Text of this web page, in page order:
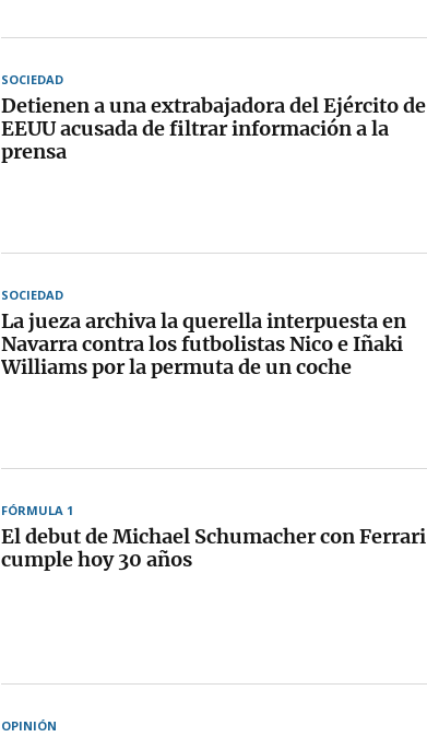
SOCIEDAD
Detienen a una extrabajadora del Ejército de
EEUU acusada de filtrar información a la
prensa
SOCIEDAD
La jueza archiva la querella interpuesta en
Navarra contra los futbolistas Nico e Iñaki
Williams por la permuta de un coche
FÓRMULA 1
El debut de Michael Schumacher con Ferrari
cumple hoy 30 años
OPINIÓN